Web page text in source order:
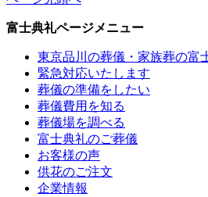
富士典礼ページメニュー
東京品川の葬儀・家族葬の富
緊急対応いたします
葬儀の準備をしたい
葬儀費用を知る
葬儀場を調べる
富士典礼のご葬儀
お客様の声
供花のご注文
企業情報